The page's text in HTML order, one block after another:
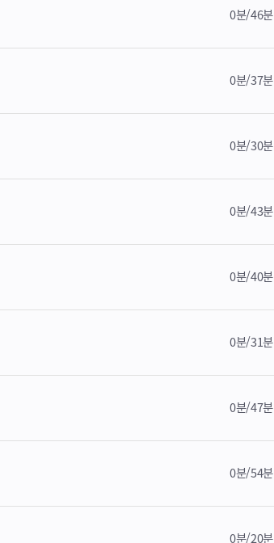
0분/46분
0분/37분
0분/30분
0분/43분
0분/40분
0분/31분
0분/47분
0분/54분
0분/20분